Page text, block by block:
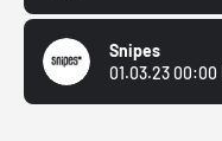
Snipes
01.03.23 00:00